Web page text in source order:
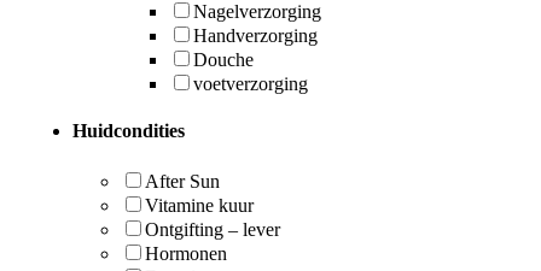
Nagelverzorging
Handverzorging
Douche
voetverzorging
Huidcondities
After Sun
Vitamine kuur
Ontgifting – lever
Hormonen